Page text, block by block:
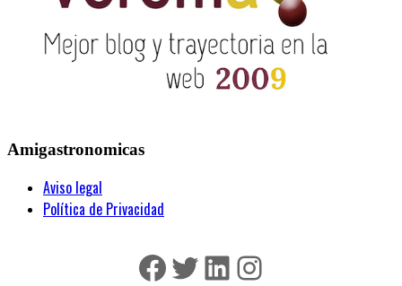
Amigastronomicas
Aviso legal
Política de Privacidad
Facebook
Twitter
LinkedIn
Instagram